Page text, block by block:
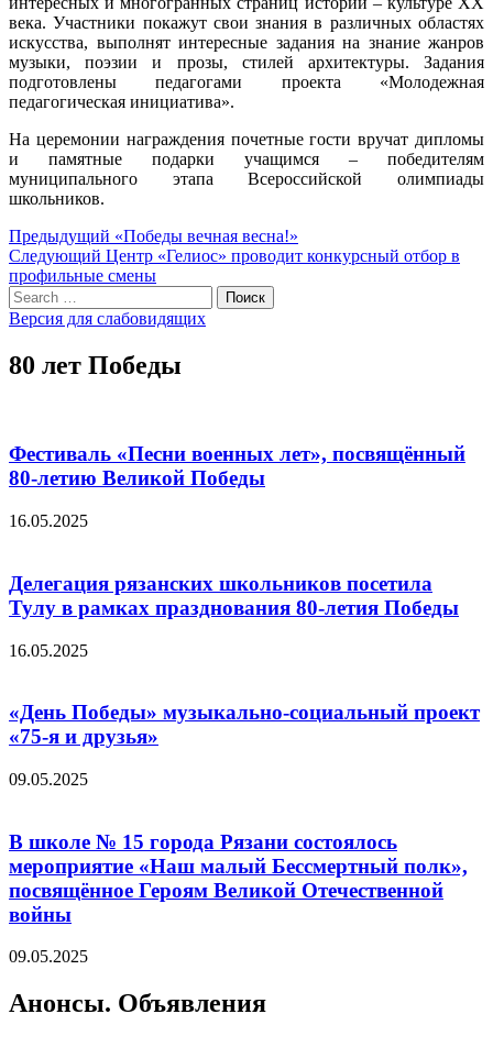
века. Участники покажут свои знания в различных областях
искусства, выполнят интересные задания на знание жанров
музыки, поэзии и прозы, стилей архитектуры. Задания
подготовлены педагогами проекта «Молодежная
педагогическая инициатива».
На церемонии награждения почетные гости вручат дипломы
и памятные подарки учащимся – победителям
муниципального этапа Всероссийской олимпиады
школьников.
Навигация
по
записям
Предыдущий Предыдущий
пост:
«Победы вечная весна!»
Следующий Следующий
пост:
Центр «Гелиос» проводит конкурсный отбор в
профильные смены
Search
for:
Поиск
Версия для слабовидящих
80 лет Победы
Фестиваль «Песни военных лет», посвящённый
80-летию Великой Победы
16.05.2025
Делегация рязанских школьников посетила
Тулу в рамках празднования 80-летия Победы
16.05.2025
«День Победы» музыкально-социальный проект
«75-я и друзья»
09.05.2025
В школе № 15 города Рязани состоялось
мероприятие «Наш малый Бессмертный полк»,
посвящённое Героям Великой Отечественной
войны
09.05.2025
Анонсы. Объявления